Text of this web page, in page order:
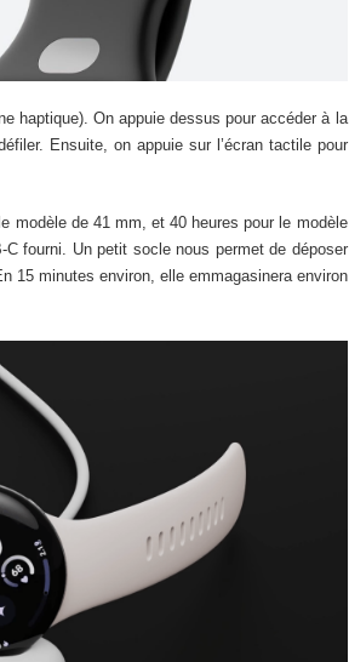
haptique). On appuie dessus pour accéder à la
Ensuite, on appuie sur l’écran tactile pour
modèle de 41 mm, et 40 heures pour le modèle
fourni. Un petit socle nous permet de déposer
15 minutes environ, elle emmagasinera environ